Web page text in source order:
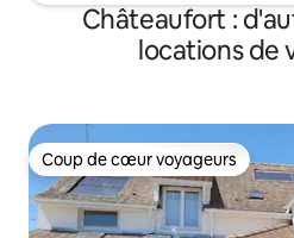
Châteaufort :
locations de
Coup de cœur voyageurs
Coup de cœur voyageurs